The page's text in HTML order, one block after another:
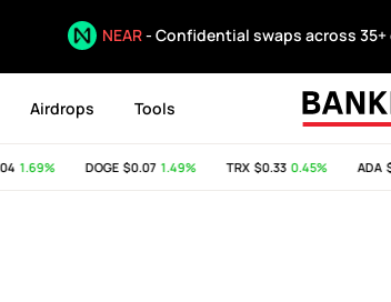
NEAR- Confidential swaps across 35+
Airdrops Tools
1.69% DOGE$0.07 1.49% TRX$0.33 0.45% ADA